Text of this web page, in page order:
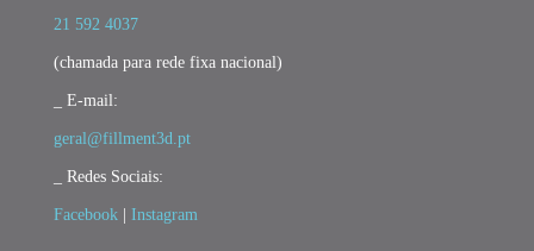
21 592 4037
(chamada para rede fixa nacional)
_ E-mail:
geral@fillment3d.pt
_ Redes Sociais:
Facebook Instagram